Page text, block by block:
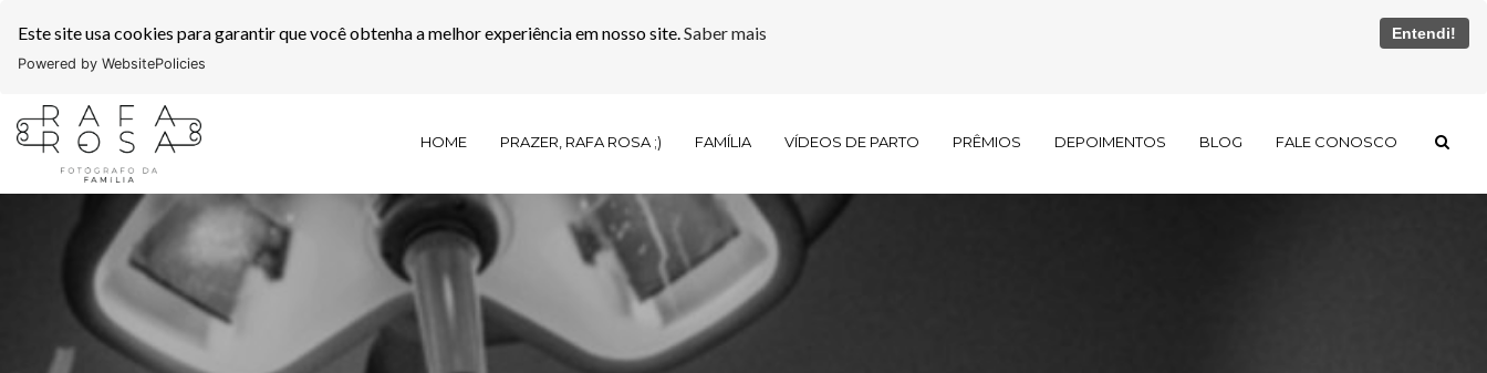
Este site usa cookies para garantir que você obtenha a melhor experiência em nosso site. Saber mais Entendi!
Powered by WebsitePolicies
HOME PRAZER, RAFA ROSA ;) FAMÍLIA VÍDEOS DE PARTO PRÊMIOS DEPOIMENTOS BLOG FALE CONOSCO